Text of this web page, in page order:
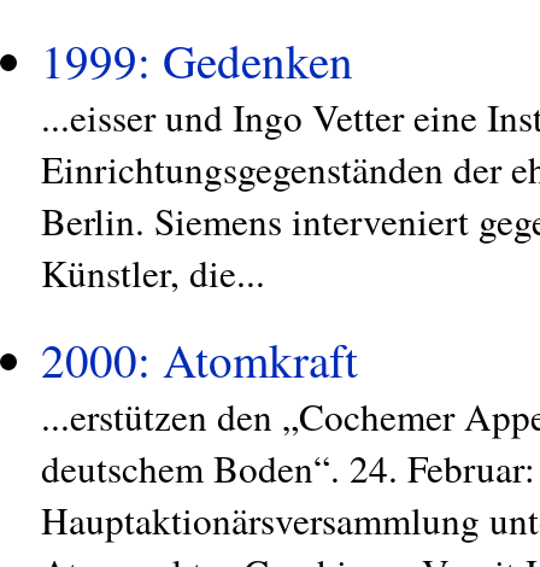
1999: Gedenken
...eisser und Ingo Vetter eine
Einrichtungsgegenständen der
Berlin. Siemens interveniert
Künstler, die...
2000: Atomkraft
...erstützen den „Cochemer
deutschem Boden“. 24.
Hauptaktionärsversammlung